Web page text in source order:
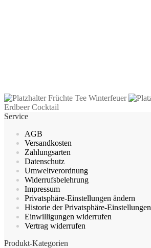
weist
werden
Früchte Tee Winterfeuer
Erdbeer Cocktail
Service
AGB
Versandkosten
Zahlungsarten
Datenschutz
Umweltverordnung
Widerrufsbelehrung
Impressum
Privatsphäre-Einstellungen ändern
Historie der Privatsphäre-Einstellungen
Einwilligungen widerrufen
Vertrag widerrufen
Produkt-Kategorien